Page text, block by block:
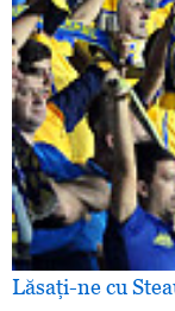
Lăsaţi-ne cu